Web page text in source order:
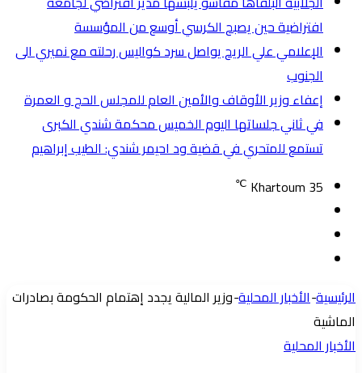
افتراضية حين يصبح الكرسي أوسع من المؤسسة
الإعلامي علي الريح يواصل سرد كواليس رحلته مع نميري الى
الجنوب
إعفاء وزير الأوقاف والأمين العام للمجلس الحج و العمرة
في ثاني جلساتها اليوم الخميس محكمة شندي الكبرى
تستمع للمتحري في قضية ود احيمر شندي: الطيب إبراهيم
Khartoum 35
℃
جانبيالرئيسية-الأخبار المحلية-وزير المالية يجدد إهتمام الحكومة بصادرات
الماشية
الأخبار المحلية